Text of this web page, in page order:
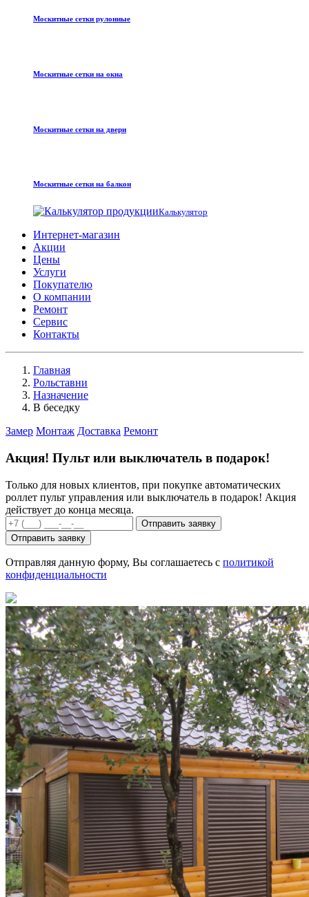
Москитные сетки рулонные
Москитные сетки на окна
Москитные сетки на двери
Москитные сетки на балкон
Калькулятор
Интернет-магазин
Акции
Цены
Услуги
Покупателю
О компании
Ремонт
Сервис
Контакты
Главная
Рольставни
Назначение
В беседку
Замер Монтаж Доставка Ремонт
Акция! Пультили выключатель в подарок!
Только для новых клиентов, при покупке автоматических
роллет пульт управления или выключатель в подарок! Акция
действует до конца месяца.
Отправить заявку
Отправить заявку
Отправляя данную форму, Вы соглашаетесь с политикой
конфиденциальности